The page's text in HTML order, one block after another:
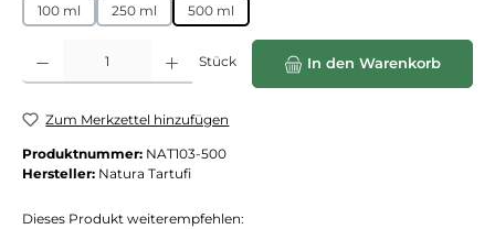
100 ml 250 ml 500 ml
Produkt Anzahl: Gib den gewünschten Wert ein oder benutze die
Stück In den Warenkorb
Zum Merkzettel hinzufügen
Produktnummer: NAT103-500
Hersteller: Natura Tartufi
Dieses Produkt weiterempfehlen: